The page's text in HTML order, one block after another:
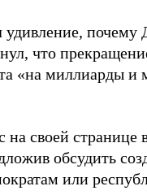
почему
что
«на миллиарды и
своей странице
обсудить
или